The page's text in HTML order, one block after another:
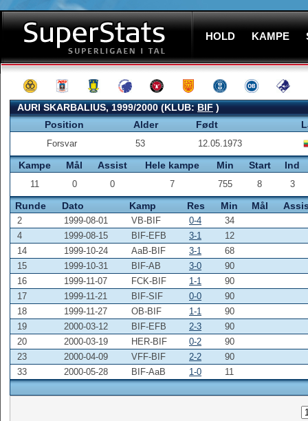
HOLD KAMPE
AURI SKARBALIUS, 1999/2000 (KLUB:BIF)
Position
Alder Født
Forsvar 53 12.05.1973
Kampe Mål Assist Hele kampe Min Start Ind
11 0 0 7 755 8 3
Runde Dato Kamp Res Min Mål
2 1999-08-01 VB-BIF 0-4
34
4
1999-08-15 BIF-EFB 3-1
12
14
1999-10-24 AaB-BIF 3-1
68
15
1999-10-31 BIF-AB 3-0
90
16
1999-11-07 FCK-BIF 1-1
90
17
1999-11-21 BIF-SIF 0-0
90
18
1999-11-27 OB-BIF 1-1
90
19
2000-03-12 BIF-EFB 2-3
90
20
2000-03-19 HER-BIF 0-2
90
23
2000-04-09 VFF-BIF 2-2
90
33
2000-05-28 BIF-AaB 1-0 11